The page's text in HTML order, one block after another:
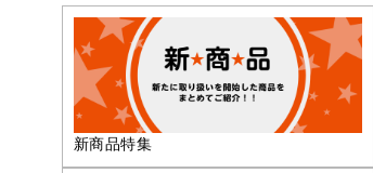
新商品特集